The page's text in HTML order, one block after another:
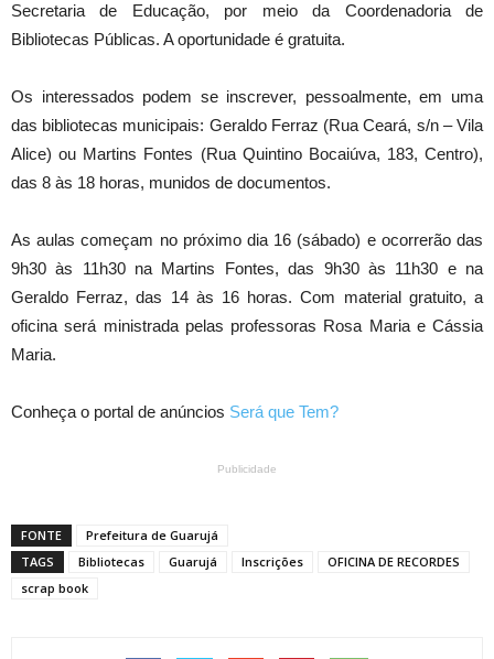
Secretaria de Educação, por meio da Coordenadoria de
Bibliotecas Públicas. A oportunidade é gratuita.
Os interessados podem se inscrever, pessoalmente, em uma
das bibliotecas municipais: Geraldo Ferraz (Rua Ceará, s/n – Vila
Alice) ou Martins Fontes (Rua Quintino Bocaiúva, 183, Centro),
das 8 às 18 horas, munidos de documentos.
As aulas começam no próximo dia 16 (sábado) e ocorrerão das
9h30 às 11h30 na Martins Fontes, das 9h30 às 11h30 e na
Geraldo Ferraz, das 14 às 16 horas. Com material gratuito, a
oficina será ministrada pelas professoras Rosa Maria e Cássia
Maria.
Conheça o portal de anúncios Será que Tem?
Publicidade
FONTE
Prefeitura de Guarujá
TAGS
Bibliotecas Guarujá Inscrições
OFICINA DE RECORDES
scrap book